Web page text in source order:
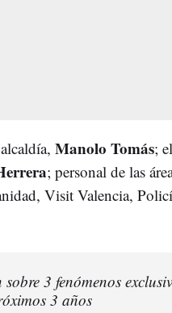
Manolo Tomás; el
; personal de las
Visit Valencia,
3 fenómenos
3 años